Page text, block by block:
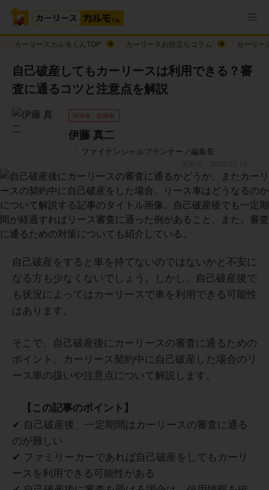
カーリースカルモくんTOP カーリースお役立ちコラム カーリー
自己破産してもカーリースは利用できる？審
査に通るコツと注意点を解説
執筆者・監修者
伊藤 真二
ファイナンシャルプランナー／編集長
自己破産をすると車を持てないのではないかと不安に
なる方も少なくないでしょう。しかし、自己破産後で
も状況によってはカーリースで車を利用できる可能性
はあります。
そこで、自己破産後にカーリースの審査に通るための
ポイント、カーリース契約中に自己破産した場合のリ
ース車の扱いや注意点について解説します。
【この記事のポイント】
✔ 自己破産後、一定期間はカーリースの審査に通る
のが難しい
✔ ファミリーカーであれば自己破産をしてもカーリ
ースを利用できる可能性がある